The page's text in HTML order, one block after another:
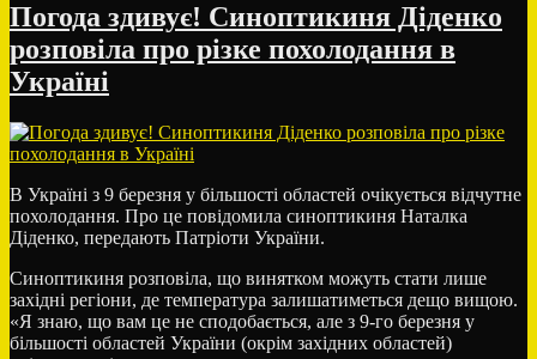
«Ужгород»
Саричеву
повідомили
про
через
збитки
ремонті
дороги
Погода здивує! Синоптикиня Діденко
розповіла про різке похолодання в
Україні
В Україні з 9 березня у більшості областей очікується відчутне
похолодання. Про це повідомила синоптикиня Наталка
Діденко, передають Патріоти України.
Синоптикиня розповіла, що винятком можуть стати лише
західні регіони, де температура залишатиметься дещо вищою.
«Я знаю, що вам це не сподобається, але з 9-го березня у
більшості областей України (окрім західних областей)